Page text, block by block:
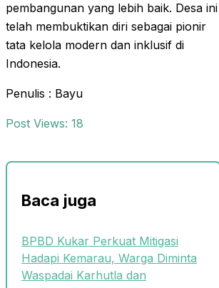
pembangunan yang lebih baik. Desa ini
telah membuktikan diri sebagai pionir
tata kelola modern dan inklusif di
Indonesia.
Penulis : Bayu
Post Views: 18
Baca juga
BPBD Kukar Perkuat Mitigasi
Hadapi Kemarau, Warga Diminta
Waspadai Karhutla dan